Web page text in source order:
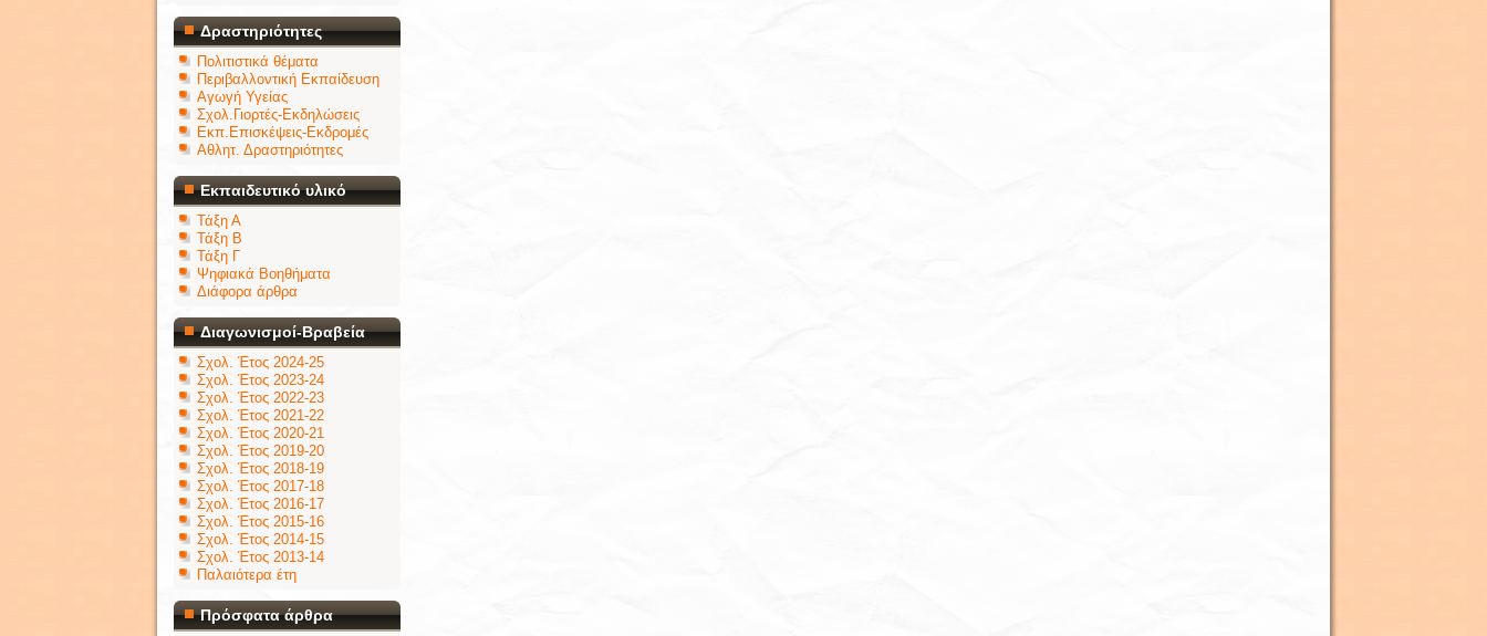
Δραστηριότητες
Πολιτιστικά θέματα
Περιβαλλοντική Εκπαίδευση
Αγωγή Υγείας
Σχολ.Γιορτές-Εκδηλώσεις
Εκπ.Επισκέψεις-Εκδρομές
Αθλητ. Δραστηριότητες
Εκπαιδευτικό υλικό
Τάξη Α
Τάξη Β
Τάξη Γ
Ψηφιακά Βοηθήματα
Διάφορα άρθρα
Διαγωνισμοί-Βραβεία
Σχολ. Έτος 2024-25
Σχολ. Έτος 2023-24
Σχολ. Έτος 2022-23
Σχολ. Έτος 2021-22
Σχολ. Έτος 2020-21
Σχολ. Έτος 2019-20
Σχολ. Έτος 2018-19
Σχολ. Έτος 2017-18
Σχολ. Έτος 2016-17
Σχολ. Έτος 2015-16
Σχολ. Έτος 2014-15
Σχολ. Έτος 2013-14
Παλαιότερα έτη
Πρόσφατα άρθρα